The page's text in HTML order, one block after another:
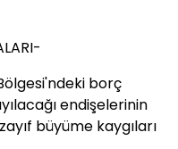
borç
endişelerinin
büyüme kaygıları